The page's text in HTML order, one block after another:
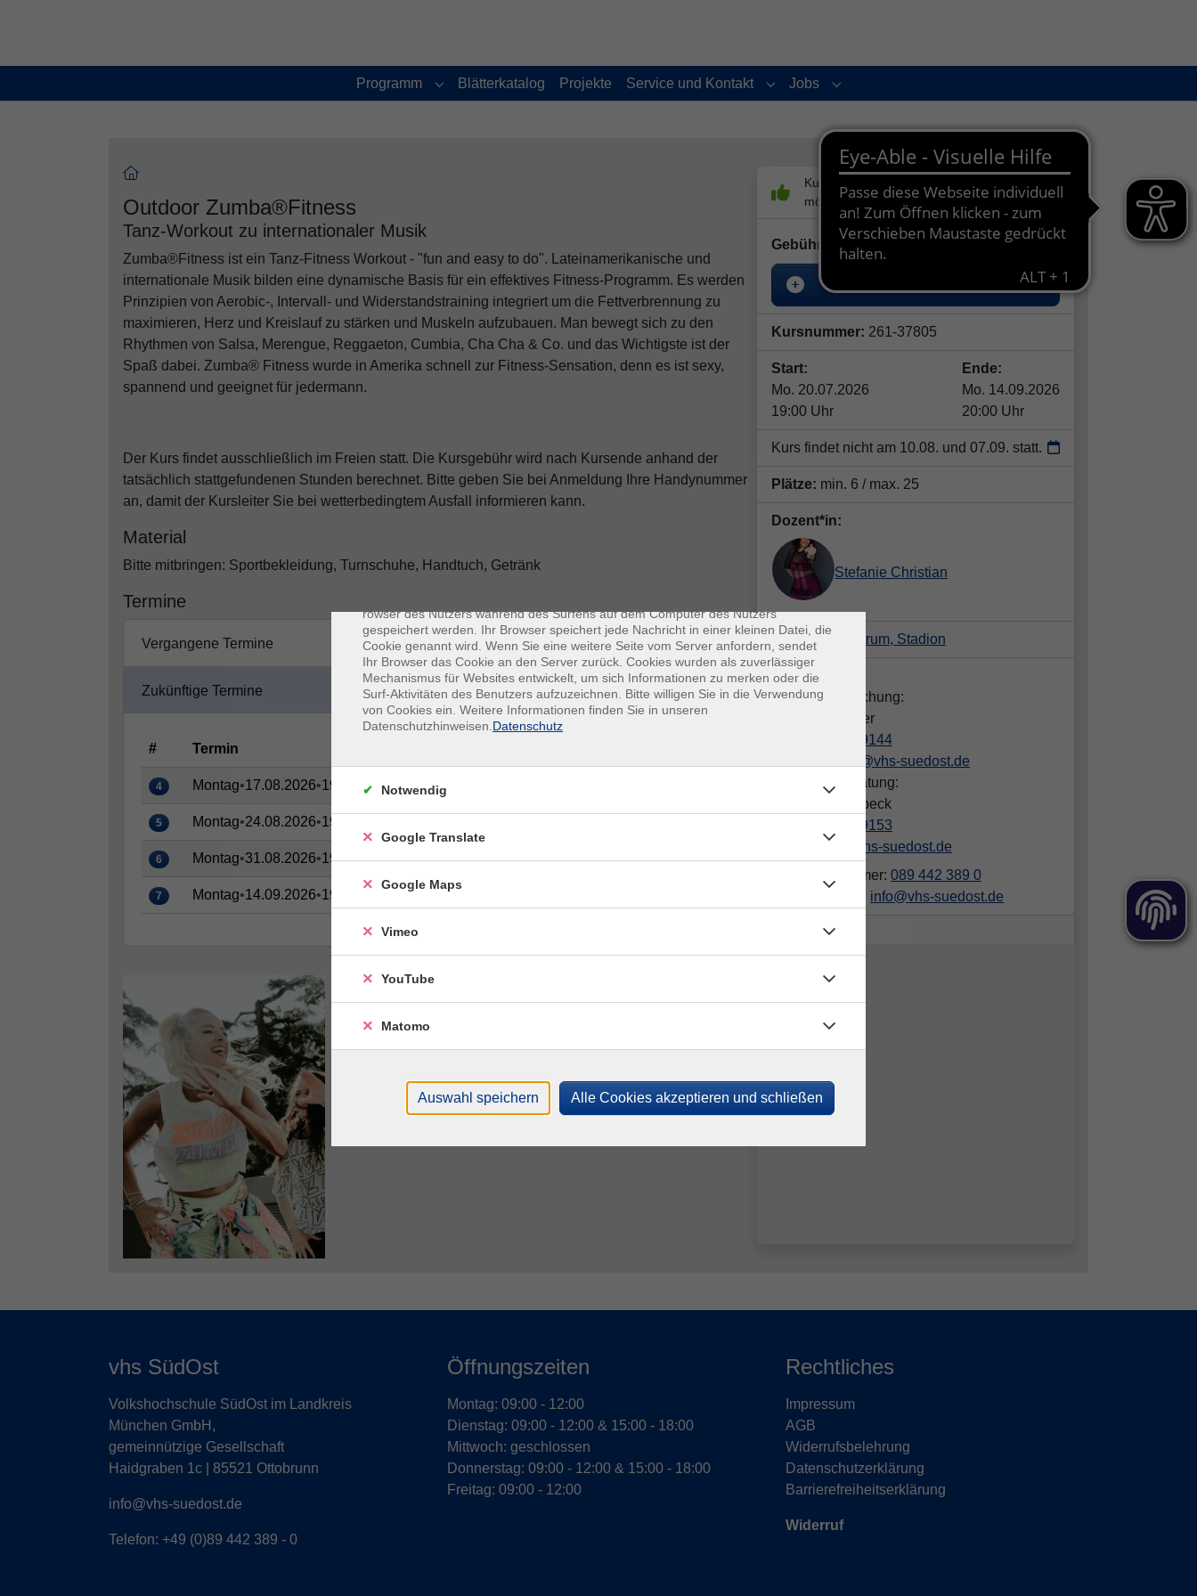
Programm
Submenu for "Programm"
Blätterkatalog Projekte Service und Kontakt
Submenu for "Service und Kontakt"
Jobs
Submenu for "Jobs"
Outdoor Zumba®Fitness
Tanz-Workout zu internationaler Musik
Zumba®Fitness ist ein Tanz-Fitness Workout - "fun and easy to do". Lateinamerikanische und
internationale Musik bilden eine dynamische Basis für ein effektives Fitness-Programm. Es werden
Prinzipien von Aerobic-, Intervall- und Widerstandstraining integriert um die Fettverbrennung zu
maximieren, Herz und Kreislauf zu stärken und Muskeln aufzubauen. Man bewegt sich zu den
Rhythmen von Salsa, Merengue, Reggaeton, Cumbia, Cha Cha & Co. und das Wichtigste ist der
Spaß dabei. Zumba® Fitness wurde in Amerika schnell zur Fitness-Sensation, denn es ist sexy,
spannend und geeignet für jedermann.
Der Kurs findet ausschließlich im Freien statt. Die Kursgebühr wird nach Kursende anhand der
tatsächlich stattgefundenen Stunden berechnet. Bitte geben Sie bei Anmeldung Ihre Handynummer
an, damit der Kursleiter Sie bei wetterbedingtem Ausfall informieren kann.
Material
Bitte mitbringen: Sportbekleidung, Turnschuhe, Handtuch, Getränk
Termine
Vergangene Termine
Zukünftige Termine
# Termin
4 Montag•17.08.2026•19:00–20:00 Uhr
5 Montag•24.08.2026•19:00–20:00 Uhr
6 Montag•31.08.2026•19:00–20:00 Uhr Nbb, Sportzentrum, Stadion
7 Montag•14.09.2026•19:00–20:00 Uhr
Gebühr: 47,00€
In den Warenkorb
Kursnummer: 261-37805
Start:
Mo. 20.07.2026
19:00 Uhr
Ende:
Mo. 14.09.2026
20:00 Uhr
Kurs findet nicht am 10.08. und 07.09. statt.
Plätze: min. 6 / max. 25
Dozent*in:
Stefanie Christian
Nbb, Sportzentrum, Stadion
Kontakt:
Fragen zur Buchung:
Maria Förschner
089/442389144
foerschner@vhs-suedost.de
Fachliche Beratung:
Stephanie Selbeck
089/442389153
selbeck@vhs-suedost.de
Telefonnummer: 089 442 389 0
info@vhs-suedost.de
vhs SüdOst
Volkshochschule SüdOst im Landkreis
München GmbH,
gemeinnützige Gesellschaft
Haidgraben 1c | 85521 Ottobrunn
info@vhs-suedost.de
Telefon: +49 (0)89 442 389 - 0
Öffnungszeiten
Montag: 09:00 - 12:00
Dienstag: 09:00 - 12:00 & 15:00 - 18:00
Mittwoch: geschlossen
Donnerstag: 09:00 - 12:00 & 15:00 - 18:00
Freitag: 09:00 - 12:00
Rechtliches
Impressum
AGB
Widerrufsbelehrung
Datenschutzerklärung
Barrierefreiheitserklärung
Widerruf
Datenschutz
Cookies sind kleine Datenmengen, die von einer Website gesendet und vom Webb
rowser des Nutzers während des Surfens auf dem Computer des Nutzers
gespeichert werden. Ihr Browser speichert jede Nachricht in einer kleinen Datei, die
Cookie genannt wird. Wenn Sie eine weitere Seite vom Server anfordern, sendet
Ihr Browser das Cookie an den Server zurück. Cookies wurden als zuverlässiger
Mechanismus für Websites entwickelt, um sich Informationen zu merken oder die
Surf-Aktivitäten des Benutzers aufzuzeichnen. Bitte willigen Sie in die Verwendung
von Cookies ein. Weitere Informationen finden Sie in unseren
Datenschutzhinweisen. Datenschutz
Notwendig
Google Translate
Google Maps
Vimeo
YouTube
Matomo
Auswahl speichern Alle Cookies akzeptieren und schließen